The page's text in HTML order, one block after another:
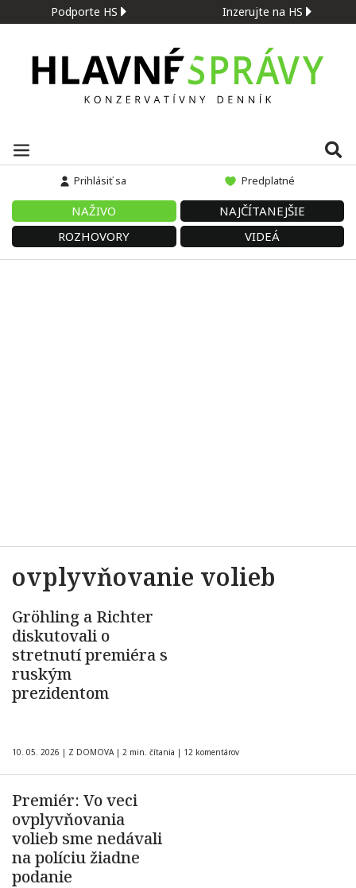
Podporte HS Inzerujte na HS
Prihlásiť sa Predplatné
NAŽIVO
NAJČÍTANEJŠIE
ROZHOVORY
VIDEÁ
ovplyvňovanie volieb
Gröhling a Richter
diskutovali o
stretnutí premiéra s
ruským
prezidentom
10. 05. 2026 | Z DOMOVA | 2 min. čítania | 12 komentárov
Premiér: Vo veci
ovplyvňovania
volieb sme nedávali
na políciu žiadne
podanie